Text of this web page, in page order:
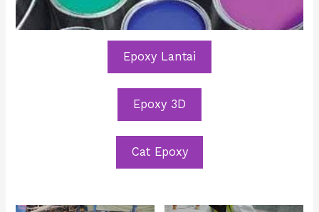
Epoxy Lantai
Epoxy 3D
Cat Epoxy